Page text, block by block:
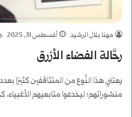
مهنا بلال الرشيد أغسطس 31, 2025
رحَّالة الفضاء الأزرق
يعتني هذا النَّوع من المتثاقفين كثيرًا
منشوراتهم؛ ليخدعوا متابعيهم